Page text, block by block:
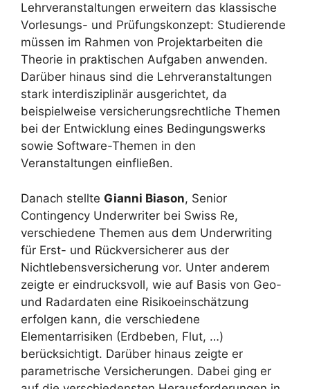
Lehrveranstaltungen erweitern das klassische
Vorlesungs- und Prüfungskonzept: Studierende
müssen im Rahmen von Projektarbeiten die
Theorie in praktischen Aufgaben anwenden.
Darüber hinaus sind die Lehrveranstaltungen
stark interdisziplinär ausgerichtet, da
beispielweise versicherungsrechtliche Themen
bei der Entwicklung eines Bedingungswerks
sowie Software-Themen in den
Veranstaltungen einfließen.
Danach stellte Gianni Biason, Senior
Contingency Underwriter bei Swiss Re,
verschiedene Themen aus dem Underwriting
für Erst- und Rückversicherer aus der
Nichtlebensversicherung vor. Unter anderem
zeigte er eindrucksvoll, wie auf Basis von Geo-
und Radardaten eine Risikoeinschätzung
erfolgen kann, die verschiedene
Elementarrisiken (Erdbeben, Flut, …)
berücksichtigt. Darüber hinaus zeigte er
parametrische Versicherungen. Dabei ging er